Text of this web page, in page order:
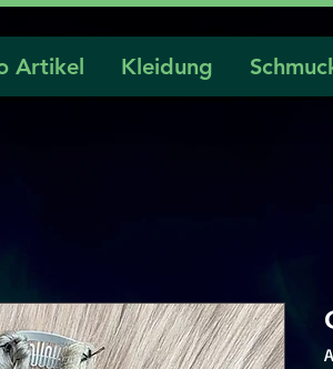
Artikel Kleidung